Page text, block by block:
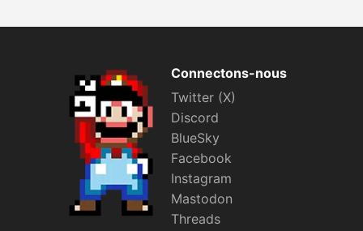
Connectons-nous
Twitter (X)
Discord
BlueSky
Facebook
Instagram
Mastodon
Threads